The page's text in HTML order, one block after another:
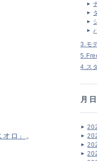
ロ」 。
3.モ
4.ス
月